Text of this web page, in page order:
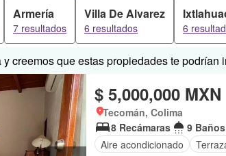
Armería
7 resultados
Villa De Alvarez
6 resultados 6
creemos que estas propiedades te podrían
$ 5,000,000 MXN
Tecomán, Colima
8 Recámaras
9 Baños
Aire acondicionado